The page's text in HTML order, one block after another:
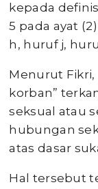
kepada
5 pada ayat
h, huruf j,
Menurut Fikri,
korban”
seksual atau
hubungan
atas dasar
Hal tersebut